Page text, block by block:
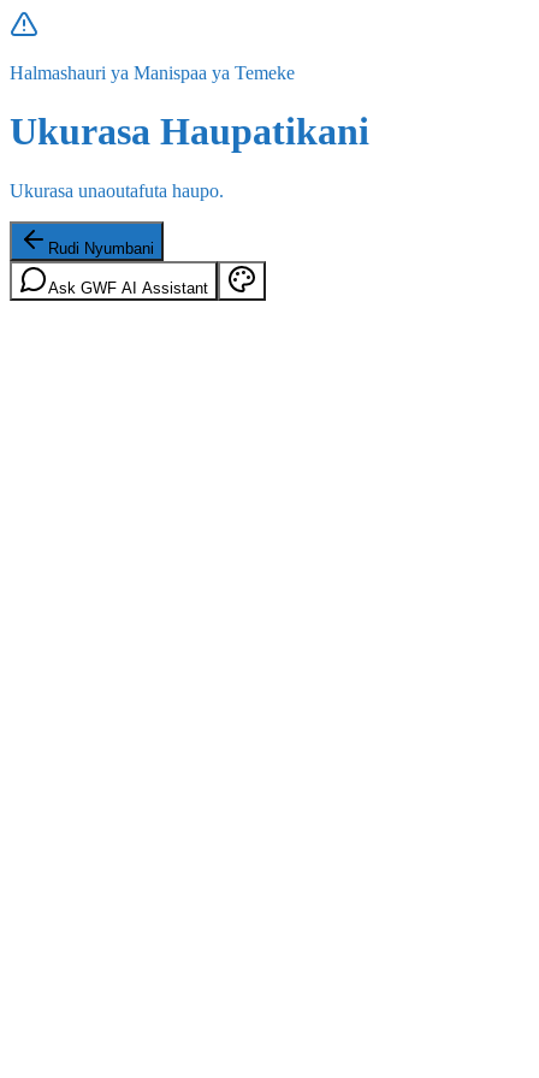
Halmashauri ya Manispaa ya Temeke
Ukurasa Haupatikani
Ukurasa unaoutafuta haupo.
Rudi Nyumbani
Ask GWF AI Assistant